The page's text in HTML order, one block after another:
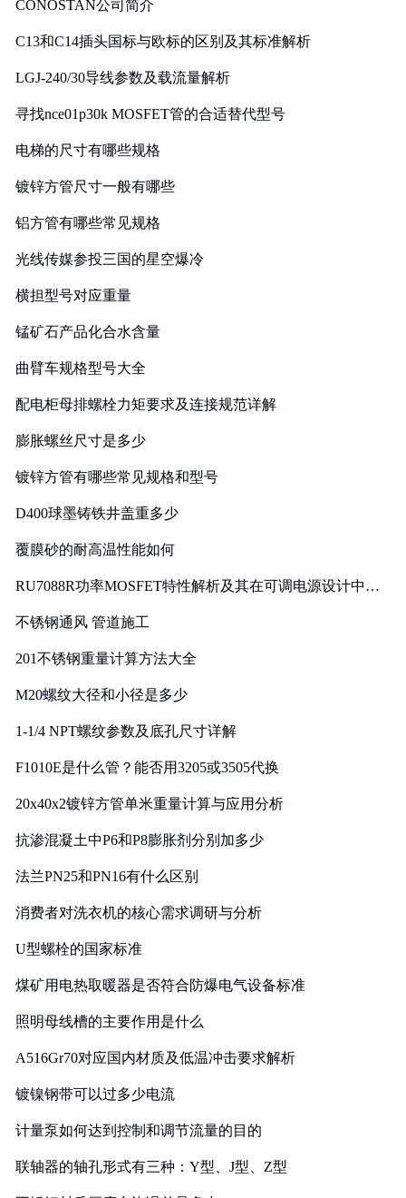
CONOSTAN公司简介
C13和C14插头国标与欧标的区别及其标准解析
LGJ-240/30导线参数及载流量解析
寻找nce01p30k MOSFET管的合适替代型号
电梯的尺寸有哪些规格
镀锌方管尺寸一般有哪些
铝方管有哪些常见规格
光线传媒参投三国的星空爆冷
横担型号对应重量
锰矿石产品化合水含量
曲臂车规格型号大全
配电柜母排螺栓力矩要求及连接规范详解
膨胀螺丝尺寸是多少
镀锌方管有哪些常见规格和型号
D400球墨铸铁井盖重多少
覆膜砂的耐高温性能如何
RU7088R功率MOSFET特性解析及其在可调电源设计中的
不锈钢通风 管道施工
201不锈钢重量计算方法大全
M20螺纹大径和小径是多少
1-1/4 NPT螺纹参数及底孔尺寸详解
F1010E是什么管？能否用3205或3505代换
20x40x2镀锌方管单米重量计算与应用分析
抗渗混凝土中P6和P8膨胀剂分别加多少
法兰PN25和PN16有什么区别
消费者对洗衣机的核心需求调研与分析
U型螺栓的国家标准
煤矿用电热取暖器是否符合防爆电气设备标准
照明母线槽的主要作用是什么
A516Gr70对应国内材质及低温冲击要求解析
镀镍钢带可以过多少电流
计量泵如何达到控制和调节流量的目的
联轴器的轴孔形式有三种：Y型、J型、Z型